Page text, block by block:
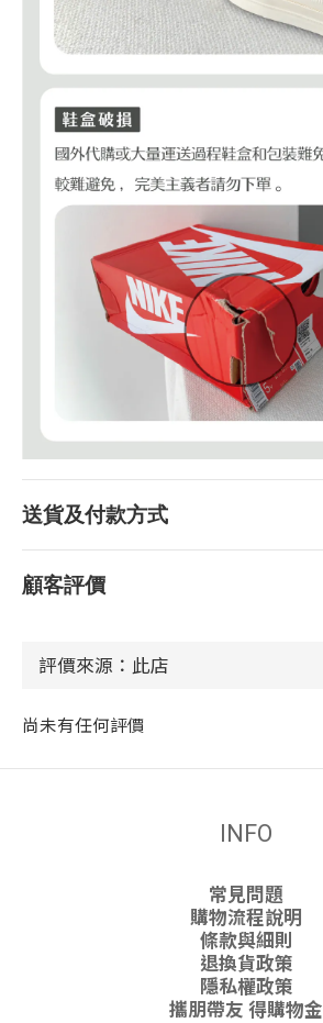
送貨及付款方式
顧客評價
尚未有任何評價
INFO
常見問題
購物流程說明
條款與細則
退換貨政策
隱私權政策
攜朋帶友 得購物金